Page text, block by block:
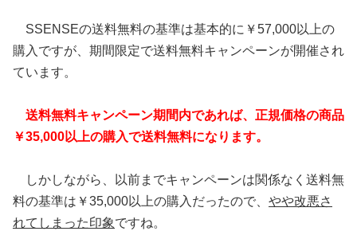
SSENSEの送料無料の基準は基本的に￥57,000以上の
購入ですが、期間限定で送料無料キャンペーンが開催され
ています。
送料無料キャンペーン期間内であれば、正規価格の商品
￥35,000以上の購入で送料無料になります。
しかしながら、以前までキャンペーンは関係なく送料無
料の基準は￥35,000以上の購入だったので、 やや改悪さ
れてしまった印象ですね。